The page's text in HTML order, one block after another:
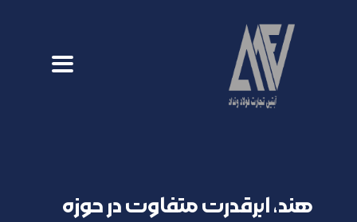
هند، ابرقدرت متفاوت در حوزه